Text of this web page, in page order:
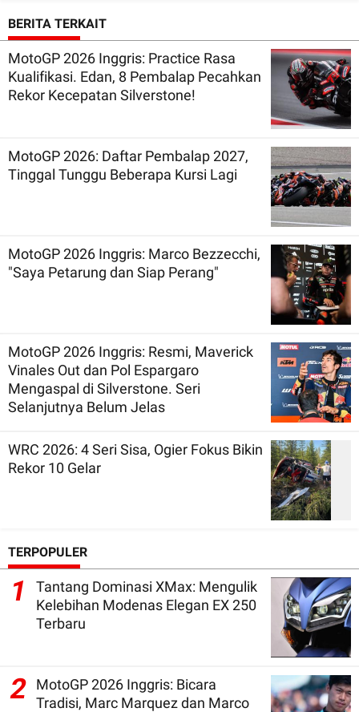
BERITA TERKAIT
MotoGP 2026 Inggris: Practice Rasa
Kualifikasi. Edan, 8 Pembalap Pecahkan
Rekor Kecepatan Silverstone!
MotoGP 2026: Daftar Pembalap 2027,
Tinggal Tunggu Beberapa Kursi Lagi
MotoGP 2026 Inggris: Marco Bezzecchi,
"Saya Petarung dan Siap Perang"
MotoGP 2026 Inggris: Resmi, Maverick
Vinales Out dan Pol Espargaro
Mengaspal di Silverstone. Seri
Selanjutnya Belum Jelas
WRC 2026: 4 Seri Sisa, Ogier Fokus Bikin
Rekor 10 Gelar
TERPOPULER
1
Tantang Dominasi XMax: Mengulik
Kelebihan Modenas Elegan EX 250
Terbaru
2
MotoGP 2026 Inggris: Bicara
Tradisi, Marc Marquez dan Marco